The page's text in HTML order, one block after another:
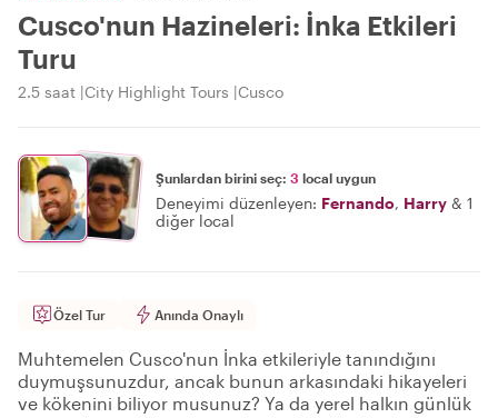
Cusco'nun Hazineleri: İnka Etkileri
Turu
2.5 saat City Highlight Tours Cusco
Şunlardan birini seç: 3 local uygun
Deneyimi düzenleyen: Fernando, Harry & 1
diğer local
Özel Tur Anında Onaylı
Muhtemelen Cusco'nun İnka etkileriyle tanındığını
duymuşsunuzdur, ancak bunun arkasındaki hikayeleri
ve kökenini biliyor musunuz? Ya da yerel halkın günlük